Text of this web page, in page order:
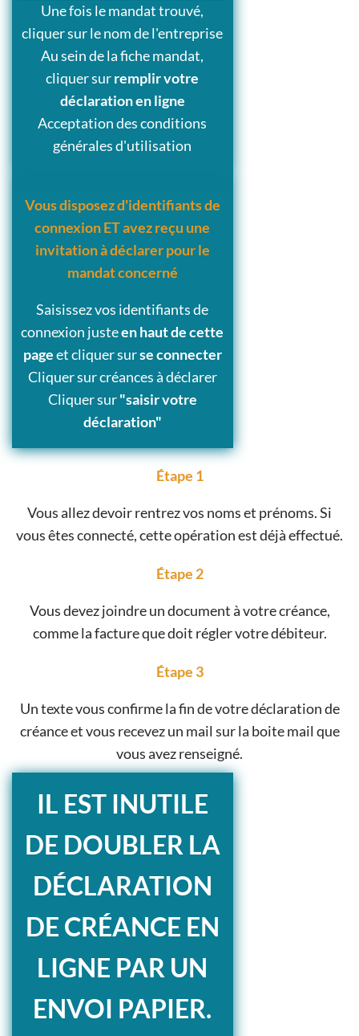
Vous disposez d'identifiants de
connexion ET avez reçu une
invitation à déclarer pour le
mandat concerné
Saisissez vos identifiants de
connexion justeen haut de cette
pageet cliquer surse connecter
Cliquer sur créances à déclarer
Cliquer sur"saisir votre
déclaration"
Une fois le mandat trouvé,
cliquer sur le nom de l'entreprise
Au sein de la fiche mandat,
cliquer surremplir votre
déclaration en ligne
Acceptation des conditions
générales d'utilisation
Étape 1
Vous allez devoir rentrez vos noms et prénoms. Si
vous êtes connecté, cette opération est déjà effectué.
Étape 2
Vous devez joindre un document à votre créance,
comme la facture que doit régler votre débiteur.
Étape 3
Un texte vous confirme la fin de votre déclaration de
créance et vous recevez un mail sur la boite mail que
vous avez renseigné.
IL EST INUTILE
DE DOUBLER LA
DÉCLARATION
DE CRÉANCE EN
LIGNE PAR UN
ENVOI PAPIER.